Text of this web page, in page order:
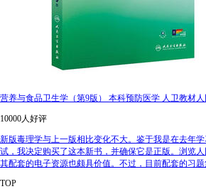
营养与食品卫生学（第9版） 本科预防医学 人卫教材
10000人好评
新版毒理学与上一版相比变化不大。鉴于我是在去年
试，我决定购买了这本新书，并确保它是正版。浏览
其配套的电子资源也颇具价值。不过，目前配套的习题
TOP